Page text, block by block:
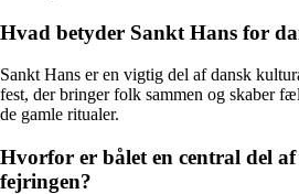
Hvad betyder Sankt Hans for
Sankt Hans er en vigtig del af dansk
fest, der bringer folk sammen og skaber
de gamle ritualer.
Hvorfor er bålet en central del
fejringen?